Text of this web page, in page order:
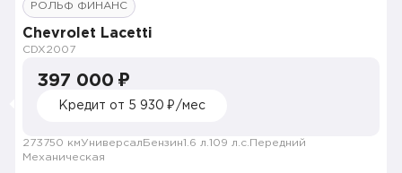
РОЛЬФ ФИНАНС
Chevrolet Lacetti
CDX2007
397 000 ₽
Кредит от 5 930 ₽/мес
273750 кмУниверсал Бензин1.6 л. 109 л.с. Передний
Механическая